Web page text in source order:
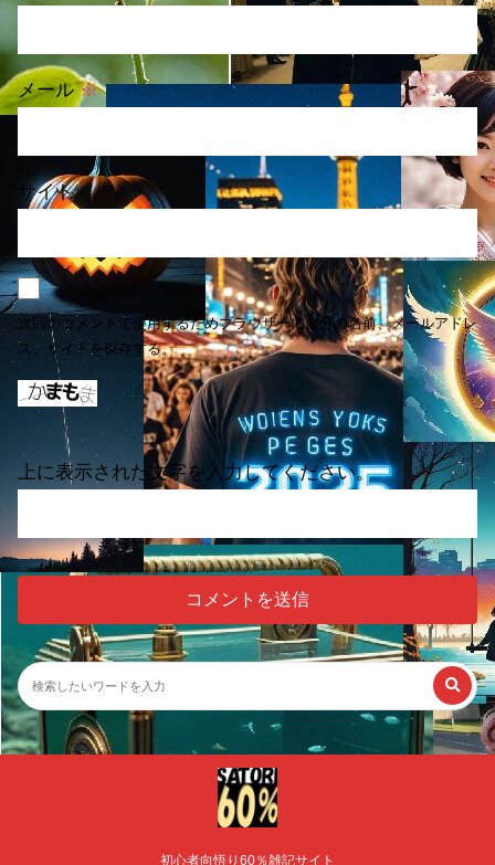
メール※
サイト
次回のコメントで使用するためブラウザーに自分の名前、メールアドレ
ス、サイトを保存する。
上に表示された文字を入力してください。
初心者向悟り60％雑記サイト